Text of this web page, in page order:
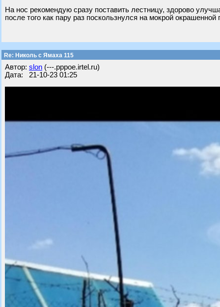
На нос рекомендую сразу поставить лестницу, здорово
после того как пару раз поскользнулся на мокрой окрашенной
Re: Николь с Ямаха 115
Автор: slon (---.pppoe.irtel.ru)
Дата: 21-10-23 01:25